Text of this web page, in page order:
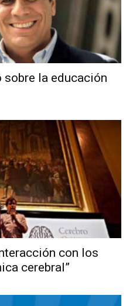
sobre la educación
con los
cerebral”